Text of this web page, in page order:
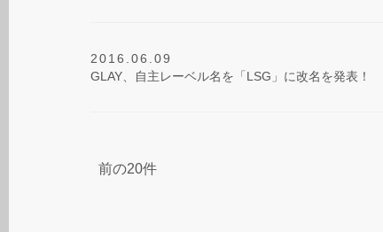
2016.06.09
GLAY、自主レーベル名を「LSG」に改名を発表！
前の20件